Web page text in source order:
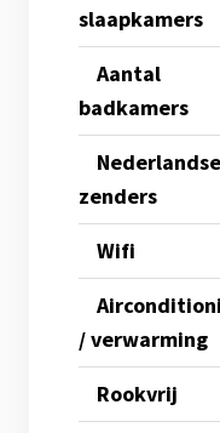
slaapkamers
Aantal
badkamers
Nederlandse
zenders
Wifi
/ verwarming
Rookvrij